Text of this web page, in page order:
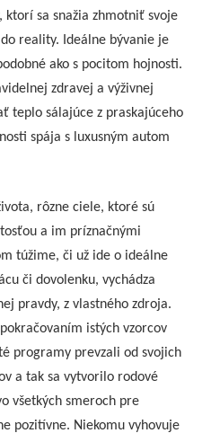
sa snažia zhmotniť svoje
reality. Ideálne bývanie je
ako s pocitom hojnosti.
zdravej a výživnej
teplo sálajúce z praskajúceho
spája s luxusným autom
rôzne ciele, ktoré sú
a im príznačnými
túžime, či už ide o ideálne
či dovolenku, vychádza
pravdy, z vlastného zdroja.
istých vzorcov
programy prevzali od svojich
a tak sa vytvorilo rodové
všetkých smeroch pre
pozitívne. Niekomu vyhovuje